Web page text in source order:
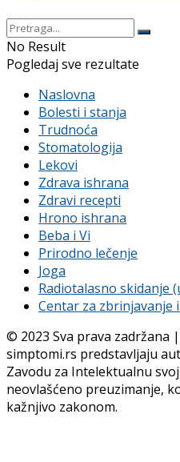
No Result
Pogledaj sve rezultate
Naslovna
Bolesti i stanja
Trudnoća
Stomatologija
Lekovi
Zdrava ishrana
Zdravi recepti
Hrono ishrana
Beba i Vi
Prirodno lečenje
Joga
Radiotalasno skidanje
Centar za zbrinjavanje
© 2023 Sva prava zadržana
simptomi.rs predstavljaju
Zavodu za Intelektualnu
neovlašćeno preuzimanje,
kažnjivo zakonom.